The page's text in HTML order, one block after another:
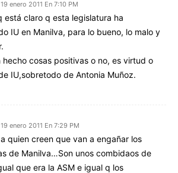
19 enero 2011 En 7:10 PM
está claro q esta legislatura ha
IU en Manilva, para lo bueno, lo malo y
hecho cosas positivas o no, es virtud o
IU,sobretodo de Antonia Muñoz.
19 enero 2011 En 7:29 PM
quien creen que van a engañar los
de Manilva…Son unos combidaos de
que era la ASM e igual q los